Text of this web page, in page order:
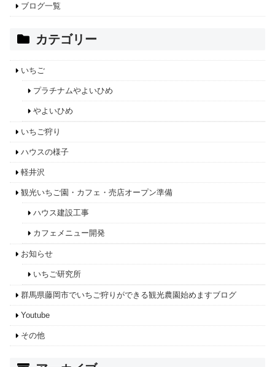
ブログ一覧
カテゴリー
いちご
プラチナムやよいひめ
やよいひめ
いちご狩り
ハウスの様子
軽井沢
観光いちご園・カフェ・売店オープン準備
ハウス建設工事
カフェメニュー開発
お知らせ
いちご研究所
群馬県藤岡市でいちご狩りができる観光農園始めますブログ
Youtube
その他